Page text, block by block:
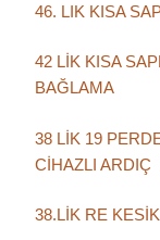
46. LIK KISA
42 LİK KISA
BAĞLAMA
38 LİK 19
CİHAZLI ARDIÇ
38.LİK RE